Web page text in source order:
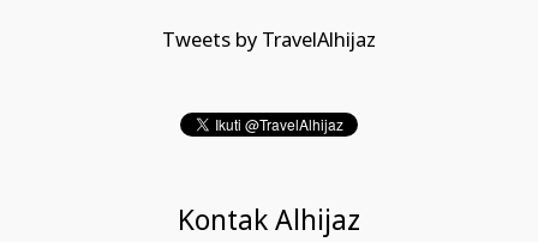
Tweets by TravelAlhijaz
Kontak Alhijaz